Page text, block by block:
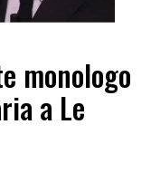
monologo
a Le